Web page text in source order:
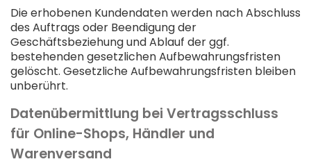
Die erhobenen Kundendaten werden nach Abschluss
des Auftrags oder Beendigung der
Geschäftsbeziehung und Ablauf der ggf.
bestehenden gesetzlichen Aufbewahrungsfristen
gelöscht. Gesetzliche Aufbewahrungsfristen bleiben
unberührt.
Daten­übermittlung bei Vertragsschluss
für Online-Shops, Händler und
Warenversand